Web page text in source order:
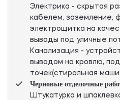
Электрика - скрытая
кабелем, заземление,
электрощитка на
выводы под уличные
Канализация -
выводом на кровлю,
точек(стиральная
Черновые отделочные
Штукатурка и